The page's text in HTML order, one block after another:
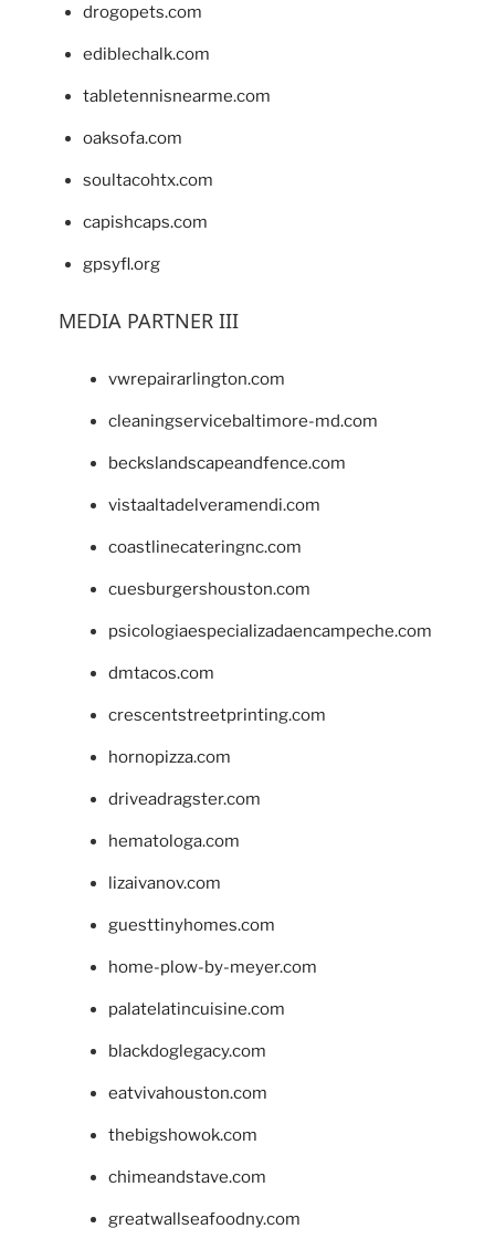
drogopets.com
ediblechalk.com
tabletennisnearme.com
oaksofa.com
soultacohtx.com
capishcaps.com
gpsyfl.org
MEDIA PARTNER III
vwrepairarlington.com
cleaningservicebaltimore-md.com
beckslandscapeandfence.com
vistaaltadelveramendi.com
coastlinecateringnc.com
cuesburgershouston.com
psicologiaespecializadaencampeche.com
dmtacos.com
crescentstreetprinting.com
hornopizza.com
driveadragster.com
hematologa.com
lizaivanov.com
guesttinyhomes.com
home-plow-by-meyer.com
palatelatincuisine.com
blackdoglegacy.com
eatvivahouston.com
thebigshowok.com
chimeandstave.com
greatwallseafoodny.com